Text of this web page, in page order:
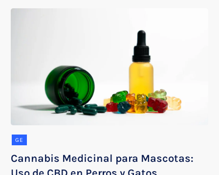
GE
Cannabis Medicinal para Mascotas: